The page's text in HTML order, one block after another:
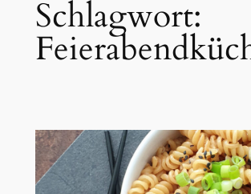
Schlagwort: